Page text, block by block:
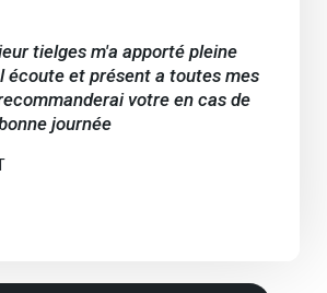
tielges m'a apporté pleine
écoute et présent a toutes mes
votre en cas de
journée